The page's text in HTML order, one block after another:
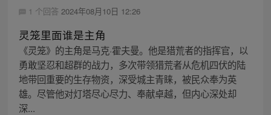
1 个回答 2024年08月10日 12:26
灵笼里面谁是主角
《灵笼》的主角是马克·霍夫曼。他是猎荒者的指挥官，以
勇敢坚忍和超群的战力，多次带领猎荒者从危机四伏的陆
地带回重要的生存物资，深受城主青睐，被民众奉为英
雄。尽管他对灯塔尽心尽力、奉献卓越，但内心深处却
深...